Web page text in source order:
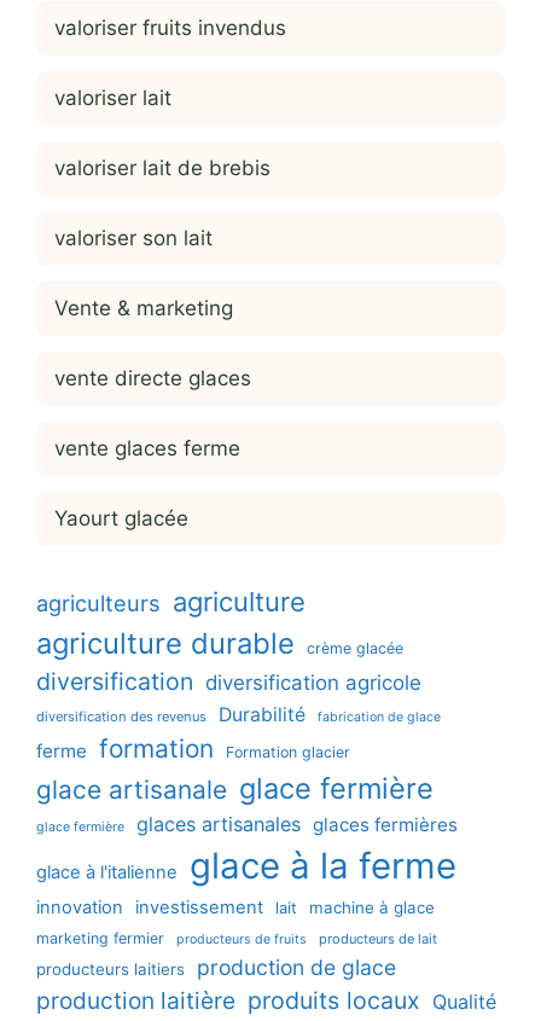
valoriser fruits invendus
valoriser lait
valoriser lait de brebis
valoriser son lait
Vente & marketing
vente directe glaces
vente glaces ferme
Yaourt glacée
agriculteurs agriculture
agriculture durable crème glacée
diversification diversification agricole
diversification des revenus Durabilité fabrication de glace
ferme formation Formation glacier
glace artisanale glace fermière
glace fermière glaces artisanales glaces fermières
glace à l'italienne glace à la ferme
innovation investissement lait machine à glace
marketing fermier producteurs de fruits producteurs de lait
producteurs laitiers production de glace
production laitière produits locaux Qualité